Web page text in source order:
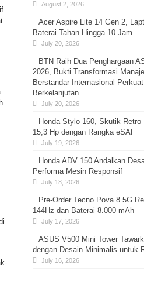
August 2, 2026
Acer Aspire Lite 14 Gen 2,
Baterai Tahan Hingga 10 Jam
July 20, 2026
BTN Raih Dua Penghargaan
2026, Bukti Transformasi
Berstandar Internasional
Berkelanjutan
July 20, 2026
Honda Stylo 160, Skutik Retro
15,3 Hp dengan Rangka eSAF
July 19, 2026
Honda ADV 150 Andalkan
Performa Mesin Responsif
July 18, 2026
Pre-Order Tecno Pova 8 5G
144Hz dan Baterai 8.000 mAh
July 17, 2026
ASUS V500 Mini Tower
dengan Desain Minimalis untuk
July 16, 2026